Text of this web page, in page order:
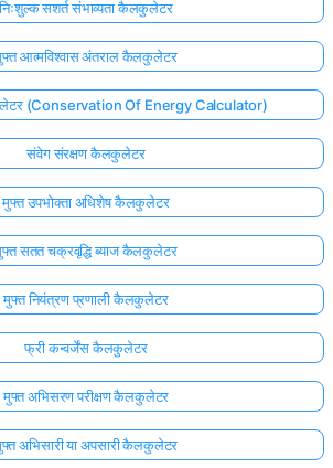
निःशुल्क सशर्त संभाव्यता कैलकुलेटर
आत्मविश्वास अंतराल कैलकुलेटर
(Conservation Of Energy Calculator)
संवेग संरक्षण कैलकुलेटर
मुफ्त उपभोक्ता अधिशेष कैलकुलेटर
सतत चक्रवृद्धि ब्याज कैलकुलेटर
मुफ्त नियंत्रण प्रणाली कैलकुलेटर
फ्री कन्वर्जेंस कैलकुलेटर
मुफ्त अभिसरण परीक्षण कैलकुलेटर
अभिसारी या अपसारी कैलकुलेटर